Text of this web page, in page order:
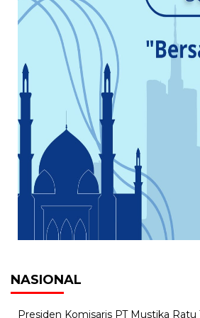
NASIONAL
Presiden Komisaris PT Mustika Ratu